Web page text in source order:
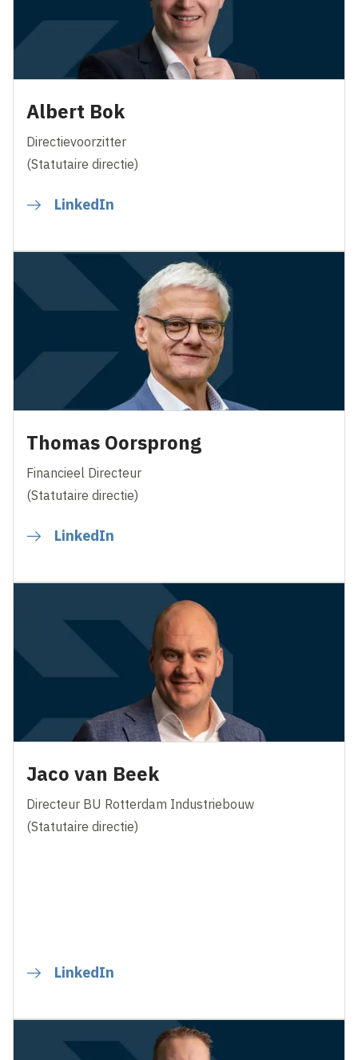
Albert Bok
Directievoorzitter
(Statutaire directie)
LinkedIn
Thomas Oorsprong
Financieel Directeur
(Statutaire directie)
LinkedIn
Jaco van Beek
Directeur BU Rotterdam Industriebouw
(Statutaire directie)
LinkedIn